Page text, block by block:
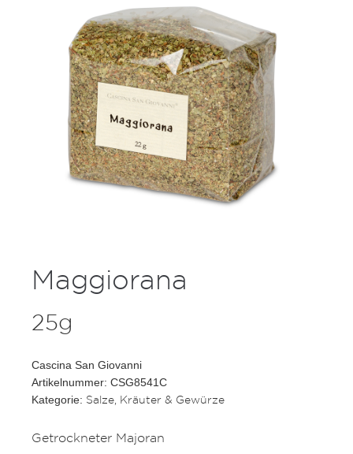
Maggiorana
25g
Cascina San Giovanni
Artikelnummer: CSG8541C
Kategorie: Salze, Kräuter & Gewürze
Getrockneter Majoran